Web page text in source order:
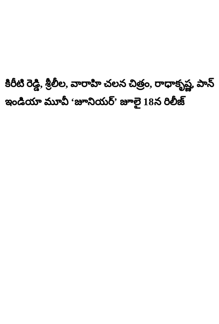
కిరీటి రెడ్డి, శ్రీలీల, వారాహి చలన చిత్రం, రాధాకృష్ణ, పాన్
ఇండియా మూవీ ‘జూనియర్’ జూలై 18న రిలీజ్